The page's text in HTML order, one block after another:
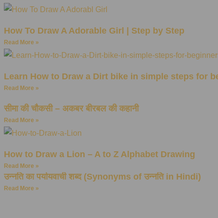
How To Draw A Adorable Girl | Step by Step
Read More »
Learn How to Draw a Dirt bike in simple steps for
Read More »
सीमा की चौकसी – अकबर बीरबल की कहानी
Read More »
How to Draw a Lion – A to Z Alphabet Drawing
Read More »
उन्नति का पर्यायवाची शब्द (Synonyms of उन्नति in Hindi)
Read More »